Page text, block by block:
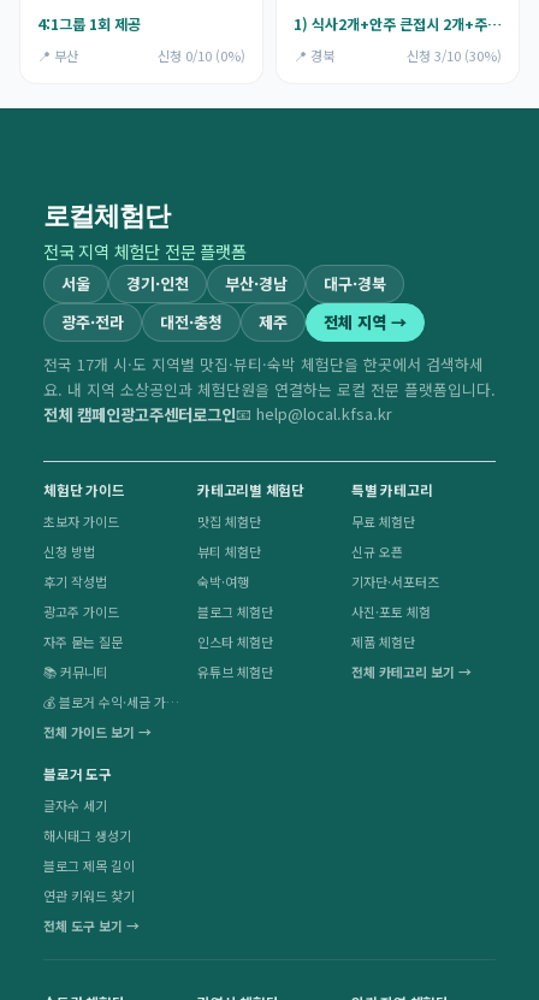
4:1그룹 1회 제공
📍 부산 신청 0/10 (0%)
1) 식사2개+안주 큰접시 2개+주류 1개(2인 기준),2) 식사2개+안주 큰접시 2개+음료수1개(2인 기준)
📍 경북 신청 3/10 (30%)
로컬체험단
전국 지역 체험단 전문 플랫폼
서울 경기·인천 부산·경남
대구·경북
광주·전라
대전·충청 제주
전체 지역 →
전국 17개 시·도 지역별 맛집·뷰티·숙박 체험단을 한곳에서 검색하세
요. 내 지역 소상공인과 체험단원을 연결하는 로컬 전문 플랫폼입니다.
전체 캠페인광고주센터로그인📧 help@local.kfsa.kr
체험단 가이드
초보자 가이드
신청 방법
후기 작성법
광고주 가이드
자주 묻는 질문
📚 커뮤니티
💰 블로거 수익·세금 가이드
전체 가이드 보기 →
카테고리별 체험단
맛집 체험단
뷰티 체험단
숙박·여행
블로그 체험단
인스타 체험단
유튜브 체험단
특별 카테고리
무료 체험단
신규 오픈
기자단·서포터즈
사진·포토 체험
제품 체험단
전체 카테고리 보기 →
블로거 도구
글자수 세기
해시태그 생성기
블로그 제목 길이
연관 키워드 찾기
전체 도구 보기 →